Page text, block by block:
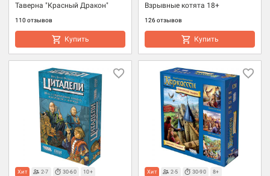
Таверна "Красный Дракон"
110 отзывов
Купить
Взрывные котята 18+
126 отзывов
Купить
Хит 2-7 30-60 10+ Хит 2-5 30-90 8+